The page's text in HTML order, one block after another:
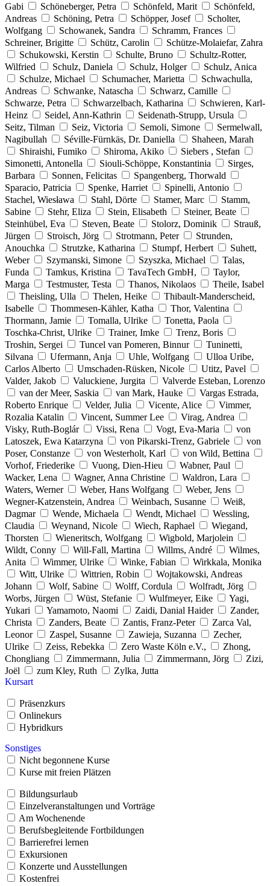
Gabi
Schöneberger, Petra Schönfeld, Marit
Schönfeld,
Andreas
Schöning, Petra Schöpper, Josef
Scholter,
Wolfgang
Schowanek, Sandra
Schramm, Frances
Schreiner, Brigitte
Schütz, Carolin
Schütze-Molaiefar, Zahra
Schukowski, Kerstin
Schulte, Bruno
Schultz-Rotter,
Wilfried
Schulz, Daniela Schulz, Holger
Schulz, Anica
Schulze, Michael
Schumacher, Marietta
Schwachulla,
Andreas
Schwanke, Natascha
Schwarz, Camille
Schwarze, Petra
Schwarzelbach, Katharina
Schwieren, Karl-
Heinz
Seidel, Ann-Kathrin
Seidenath-Strupp, Ursula
Seitz, Tilman
Seiz, Victoria Semoli, Simone
Sermelwall,
Nagibullah
Séville-Fürnkäs, Dr. Daniella
Shaheen, Marah
Shiraishi, Fumiko
Shiroma, Akiko
Siebers , Stefan
Simonetti, Antonella
Siouli-Schöppe, Konstantinia
Sirges,
Barbara
Sonnen, Felicitas
Spangenberg, Thorwald
Sparacio, Patricia
Spenke, Harriet
Spinelli, Antonio
Stachel, Wiesława
Stahl, Dörte Stamer, Marc
Stamm,
Sabine
Stehr, Eliza Stein, Elisabeth
Steiner, Beate
Steinhübel, Eva
Steven, Beate Stolorz, Dominik
Strauß,
Jürgen
Stroisch, Jörg Strotmann, Peter
Strunden,
Anouchka
Strutzke, Katharina Stumpf, Herbert
Suhett,
Weber
Szymanski, Simone Szyszka, Michael
Talas,
Funda
Tamkus, Kristina TavaTech GmbH,
Taylor,
Marga
Testmuster, Testa Thanos, Nikolaos
Theile, Isabel
Theisling, Ulla
Thelen, Heike
Thibault-Manderscheid,
Isabelle
Thommesen-Kähler, Katha
Thor, Valentina
Thormann, Jamie
Tomalla, Ulrike
Tonetta, Paola
Toschka-Christ, Ulrike
Trainer, Imke
Trenz, Boris
Troshin, Sergei
Tuncel van Pomeren, Binnur
Tuninetti,
Silvana
Ufermann, Anja Uhle, Wolfgang
Ulloa Uribe,
Carlos Alberto
Umschaden-Rüsken, Nicole
Utitz, Pavel
Valder, Jakob
Valuckiene, Jurgita
Valverde Esteban, Lorenzo
van der Meer, Saskia
van Mark, Hauke
Vargas Estrada,
Roberto Enrique
Velder, Julia Vicente, Alice
Vimmer,
Rozalia Katalin
Vincent, Summer Lee
Virag, Andrea
Visky, Ruth-Boglár
Vissi, Rena Vogt, Eva-Maria
von
Latoszek, Ewa Katarzyna
von Pikarski-Trenz, Gabriele
von
Poser, Constanze
von Westerholt, Karl
von Wild, Bettina
Vorhof, Friederike
Vuong, Dien-Hieu
Wabner, Paul
Wacker, Lena
Wagner, Anna Christine
Waldron, Lara
Waters, Werner
Weber, Hans Wolfgang
Weber, Jens
Wegner-Katzenstein, Andrea
Weinbach, Susanne
Weiß,
Dagmar
Wende, Michaela Wendt, Michael
Wessling,
Claudia
Weynand, Nicole Wiech, Raphael
Wiegand,
Thorsten
Wieneritsch, Wolfgang
Wigbold, Marjolein
Wildt, Conny
Will-Fall, Martina Willms, André
Wilmes,
Anita
Wimmer, Ulrike Winke, Fabian
Wirkkala, Monika
Witt, Ulrike
Wittrien, Robin
Wojtakowski, Andreas
Johann
Wolf, Sabine Wolff, Cordula
Wolfradt, Jörg
Worbs, Jürgen
Wüst, Stefanie Wulfmeyer, Eike
Yagi,
Yukari
Yamamoto, Naomi Zaidi, Danial Haider
Zander,
Christa
Zanders, Beate Zantis, Franz-Peter
Zarca Val,
Leonor
Zaspel, Susanne Zawieja, Suzanna
Zecher,
Ulrike
Zeiss, Rebekka Zero Waste Köln e.V.,
Zhong,
Chongliang
Zimmermann, Julia Zimmermann, Jörg
Zizi,
Joël
zum Kley, Ruth
Zylka, Jutta
Kursart
Präsenzkurs
Onlinekurs
Hybridkurs
Sonstiges
Nicht begonnene Kurse
Kurse mit freien Plätzen
Bildungsurlaub
Einzelveranstaltungen und Vorträge
Am Wochenende
Berufsbegleitende Fortbildungen
Barrierefrei lernen
Exkursionen
Konzerte und Ausstellungen
Kostenfrei